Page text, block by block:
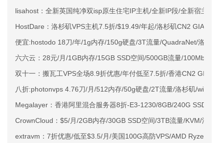
lisahost：全新英国纯净双isp原生住宅IP主机/全新IP段/全新宿主机
HostDare：洛杉矶VPS主机7.5折/$19.49/年起/洛杉矶CN2 GIA/日
便宜:hostodo 18刀/年/1g内存/150g硬盘/3T流量/QuadraNet/洛杉矶
六六云：28元/月/1GB内存/15GB SSD空间/500GB流量/100Mbps
双十一：搬瓦工VPS全场8.9折优惠/年付低至7.5折/香港CN2 GIA\
八折:photonvps 4.76刀/月/512内存/50g硬盘/2T流量/洛杉矶/
Megalayer：香港阿里混合服务器8折-E3-1230/8GB/240G SSD/
CrownCloud：$5/月/2GB内存/30GB SSD空间/3TB流量/KVM/洛杉
extravm：7折优惠/低至$3.5/月/美国100G高防VPS/AMD